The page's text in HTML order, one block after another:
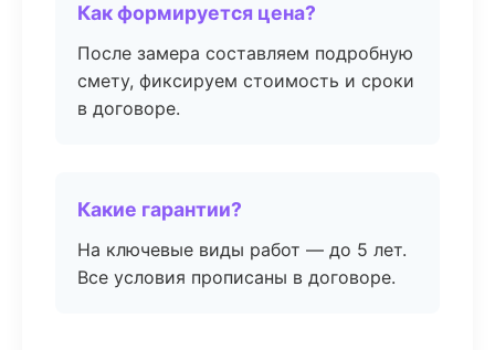
Как формируется цена?
После замера составляем подробную
смету, фиксируем стоимость и сроки
в договоре.
Какие гарантии?
На ключевые виды работ — до 5 лет.
Все условия прописаны в договоре.